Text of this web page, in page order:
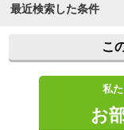
最近検索した条件
こ
私
お